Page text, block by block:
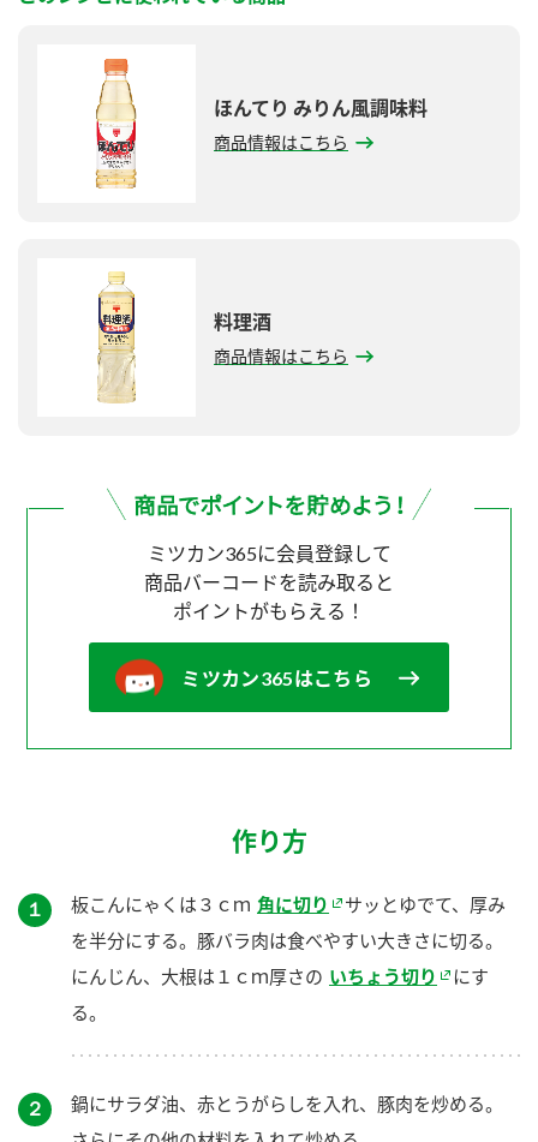
ほんてり みりん風調味料
商品情報はこちら
料理酒
商品情報はこちら
ミツカン365に会員登録して
商品バーコードを読み取ると
ポイントがもらえる！
ミツカン365はこちら
作り方
１ 板こんにゃくは３ｃｍ 角に切り
サッとゆでて、厚み
を半分にする。豚バラ肉は食べやすい大きさに切る。
にんじん、大根は１ｃｍ厚さの いちょう切り
にす
る。
２
鍋にサラダ油、赤とうがらしを入れ、豚肉を炒める。